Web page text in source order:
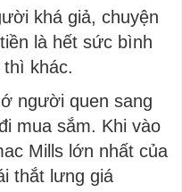
khá giả, chuyện
là hết sức bình
khác.
người quen sang
mua sắm. Khi vào
Mills lớn nhất của
thắt lưng giá